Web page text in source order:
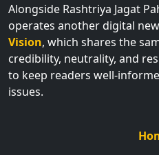
Alongside Rashtriya Jagat
operates another digital
Vision, which shares the
credibility, neutrality, and
to keep readers well-
issues.